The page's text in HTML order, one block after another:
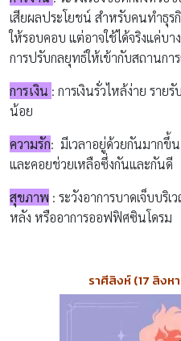
เสียผลประโยชน์ สำหรับคนทำธุร
ให้รอบคอบ แต่อาจใช้ได้จริงแค่บ
การปรับกลยุทธ์ให้เข้ากับสถานก
การเงิน : การเงินรั่วไหล้ง่าย ราย
น้อย
ความรัก: มีเวลาอยู่ด้วยกันมากขึ้น
และคอยช่วยเหลือซึ่งกันและกันดี
สุขภาพ : ระวังอาการบาดเจ็บบริ
หลัง หรืออาการออฟฟิศซินโดรม
ราศีสิงห์(17 สิงห